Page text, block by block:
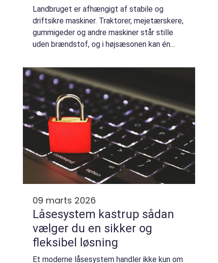
Landbruget er afhængigt af stabile og
driftsikre maskiner. Traktorer, mejetærskere,
gummigeder og andre maskiner står stille
uden brændstof, og i højsæsonen kan én
spiller valg af landbrugsdiesel en større ...
09 marts 2026
Låsesystem kastrup sådan
vælger du en sikker og
fleksibel løsning
Et moderne låsesystem handler ikke kun om